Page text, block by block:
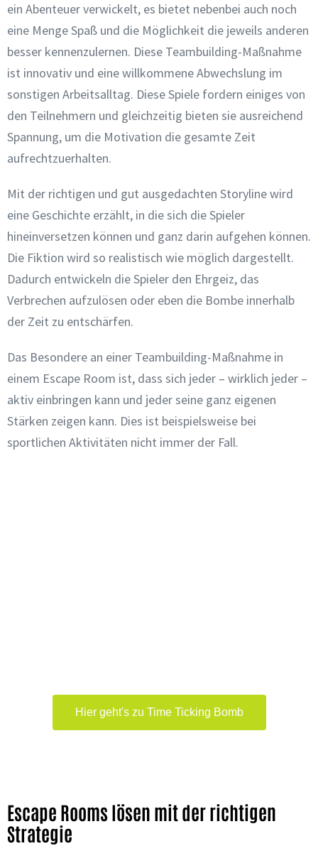
ein Abenteuer verwickelt, es bietet nebenbei auch noch
eine Menge Spaß und die Möglichkeit die jeweils anderen
besser kennenzulernen. Diese Teambuilding-Maßnahme
ist innovativ und eine willkommene Abwechslung im
sonstigen Arbeitsalltag. Diese Spiele fordern einiges von
den Teilnehmern und gleichzeitig bieten sie ausreichend
Spannung, um die Motivation die gesamte Zeit
aufrechtzuerhalten.
Mit der richtigen und gut ausgedachten Storyline wird
eine Geschichte erzählt, in die sich die Spieler
hineinversetzen können und ganz darin aufgehen können.
Die Fiktion wird so realistisch wie möglich dargestellt.
Dadurch entwickeln die Spieler den Ehrgeiz, das
Verbrechen aufzulösen oder eben die Bombe innerhalb
der Zeit zu entschärfen.
Das Besondere an einer Teambuilding-Maßnahme in
einem Escape Room ist, dass sich jeder – wirklich jeder –
aktiv einbringen kann und jeder seine ganz eigenen
Stärken zeigen kann. Dies ist beispielsweise bei
sportlichen Aktivitäten nicht immer der Fall.
Hier geht's zu Time Ticking Bomb
Escape Rooms lösen mit der richtigen
Strategie